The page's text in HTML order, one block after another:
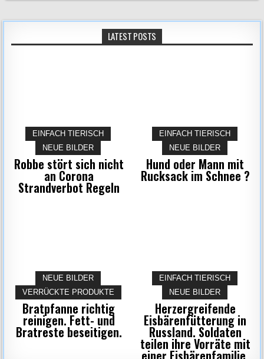
LATEST POSTS
EINFACH TIERISCH
NEUE BILDER
Robbe stört sich nicht
an Corona
Strandverbot Regeln
EINFACH TIERISCH
NEUE BILDER
Hund oder Mann mit
Rucksack im Schnee ?
NEUE BILDER
VERRÜCKTE PRODUKTE
Bratpfanne richtig
reinigen. Fett- und
Bratreste beseitigen.
EINFACH TIERISCH
NEUE BILDER
Herzergreifende
Eisbärenfütterung in
Russland. Soldaten
teilen ihre Vorräte mit
einer Eisbärenfamilie.